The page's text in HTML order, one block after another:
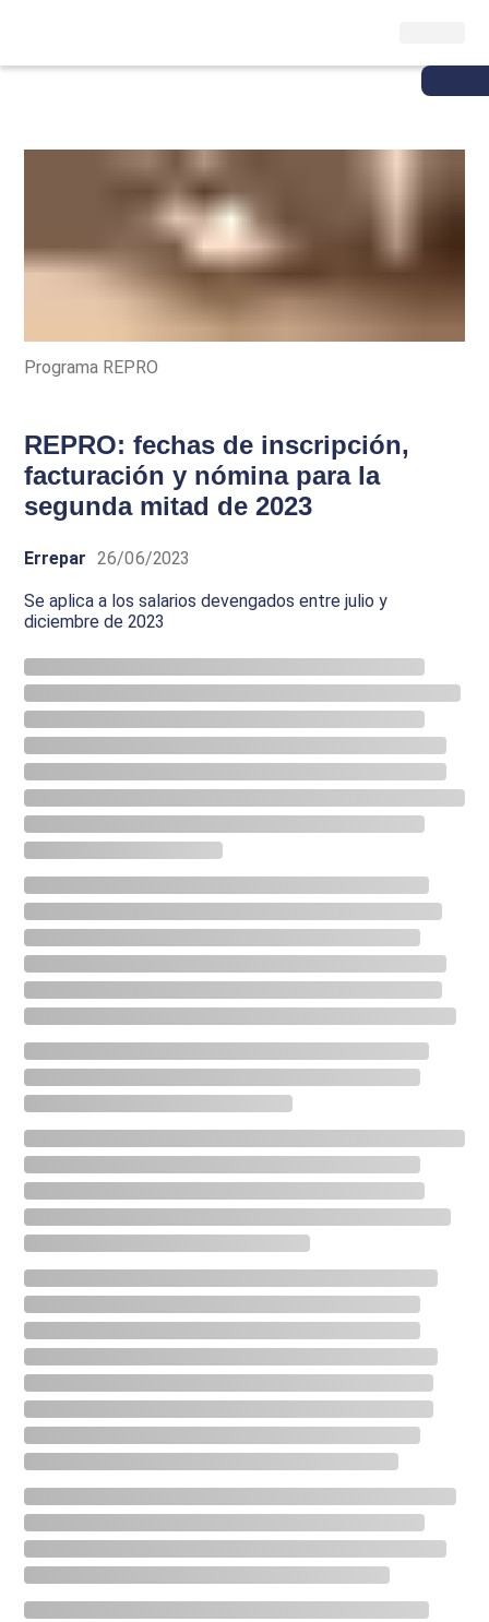
Programa REPRO
REPRO: fechas de inscripción,
facturación y nómina para la
segunda mitad de 2023
Errepar 26/06/2023
Se aplica a los salarios devengados entre julio y
diciembre de 2023